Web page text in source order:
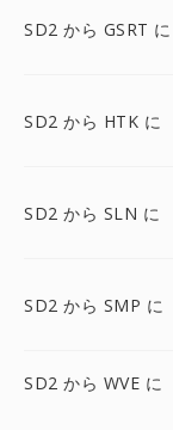
SD2 から GSRT に
SD2 から HTK に
SD2 から SLN に
SD2 から SMP に
SD2 から WVE に